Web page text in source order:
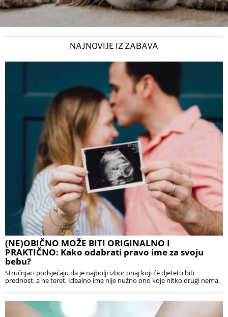
NAJNOVIJE IZ ZABAVA
(NE)OBIČNO MOŽE BITI ORIGINALNO I
PRAKTIČNO: Kako odabrati pravo ime za svoju
bebu?
Stručnjaci podsjećaju da je najbolji izbor onaj koji će djetetu biti
prednost, a ne teret. Idealno ime nije nužno ono koje nitko drugi nema,